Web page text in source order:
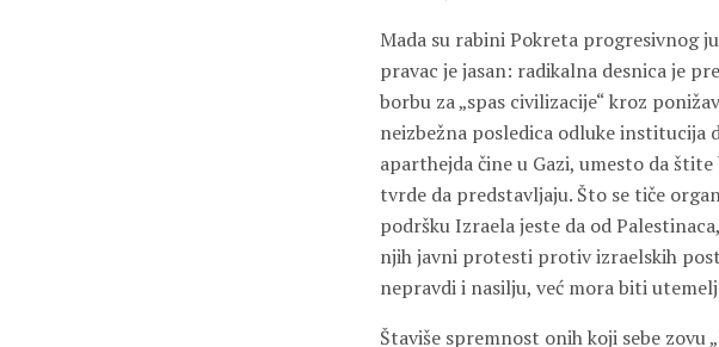
Mada su rabini Pokreta progresivnog
pravac je jasan: radikalna desnica je
borbu za „spas civilizacije“ kroz
neizbežna posledica odluke institucija
aparthejda čine u Gazi, umesto da
tvrde da predstavljaju. Što se tiče
podršku Izraela jeste da od
njih javni protesti protiv izraelskih
nepravdi i nasilju, već mora biti
Štaviše spremnost onih koji sebe zovu